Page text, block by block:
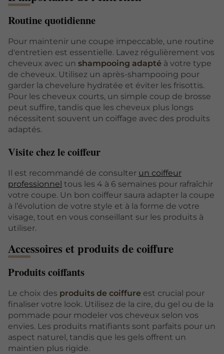
Routine quotidienne
Pour maintenir une coupe impeccable, une routine
d'entretien est essentielle. Lavez régulièrement vos
cheveux avec un shampooing adapté à votre type
de cheveux. Utilisez un après-shampooing pour
garder la chevelure hydratée et éviter les frisottis.
Pour les cheveux courts, un simple coup de brosse
peut suffire, tandis que les cheveux plus longs
nécessitent souvent un coiffage avec des produits
adaptés.
Visite chez le coiffeur
Il est recommandé de consulter un coiffeur
professionnel tous les 4 à 6 semaines pour rafraîchir
votre coupe. Un bon coiffeur saura adapter la coupe
à l’évolution de votre style et à la forme de votre
visage, tout en vous conseillant sur les produits à
utiliser.
Accessoires et produits de coiffure
Produits coiffants
Le choix des produits de coiffure est crucial pour
finaliser votre look. Utilisez de la cire, du gel ou de la
pommade pour modeler vos cheveux selon vos
envies. Les produits matifiants sont parfaits pour un
aspect naturel, tandis que les gels offrent un
maintien plus rigide.